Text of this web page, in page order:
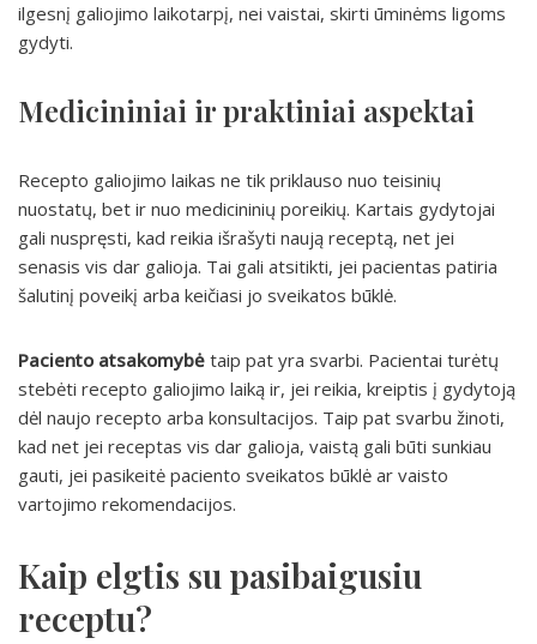
ilgesnį galiojimo laikotarpį, nei vaistai, skirti ūminėms ligoms
gydyti.
Medicininiai ir praktiniai aspektai
Recepto galiojimo laikas ne tik priklauso nuo teisinių
nuostatų, bet ir nuo medicininių poreikių. Kartais gydytojai
gali nuspręsti, kad reikia išrašyti naują receptą, net jei
senasis vis dar galioja. Tai gali atsitikti, jei pacientas patiria
šalutinį poveikį arba keičiasi jo sveikatos būklė.
Paciento atsakomybė taip pat yra svarbi. Pacientai turėtų
stebėti recepto galiojimo laiką ir, jei reikia, kreiptis į gydytoją
dėl naujo recepto arba konsultacijos. Taip pat svarbu žinoti,
kad net jei receptas vis dar galioja, vaistą gali būti sunkiau
gauti, jei pasikeitė paciento sveikatos būklė ar vaisto
vartojimo rekomendacijos.
Kaip elgtis su pasibaigusiu
receptu?